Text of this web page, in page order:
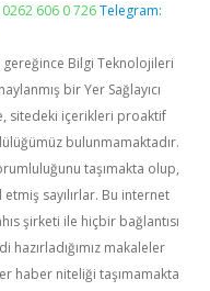
606 0 726 Telegram:
gereğince Bilgi Teknolojileri
bir Yer Sağlayıcı
sitedeki içerikleri proaktif
bulunmamaktadır.
taşımakta olup,
sayılırlar. Bu internet
şirketi ile hiçbir bağlantısı
hazırladığımız makaleler
haber niteliği taşımamakta